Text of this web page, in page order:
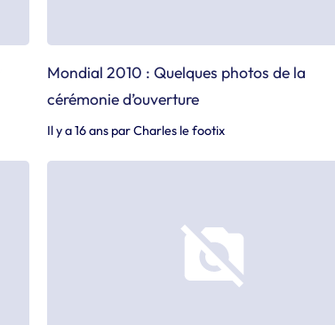
Mondial 2010 : Quelques photos de la
cérémonie d’ouverture
Il y a 16 ans parCharles le footix